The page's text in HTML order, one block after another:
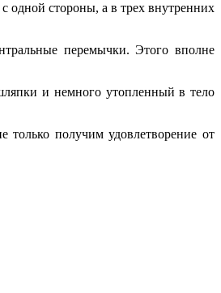
одной стороны, а в трех внутренних
перемычки. Этого вполне
и немного утопленный в тело
получим удовлетворение от